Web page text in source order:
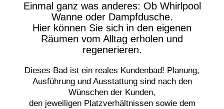
Einmal ganz was anderes: Ob Whirlpool
Wanne oder Dampfdusche.
Hier können Sie sich in den eigenen
Räumen vom Alltag erholen und
regenerieren.
Dieses Bad ist ein reales Kundenbad! Planung,
Ausführung und Ausstattung sind nach den
Wünschen der Kunden,
den jeweiligen Platzverhältnissen sowie dem